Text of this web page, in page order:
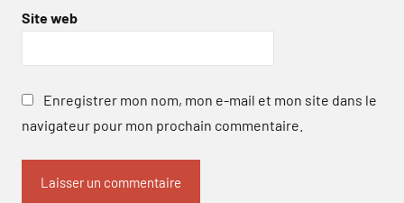
Site web
Enregistrer mon nom, mon e-mail et mon site dans le
navigateur pour mon prochain commentaire.